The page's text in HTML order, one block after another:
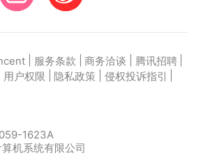
服务条款 商务洽谈 腾讯招聘
用户权限 隐私政策 侵权投诉指引
1623A
机系统有限公司